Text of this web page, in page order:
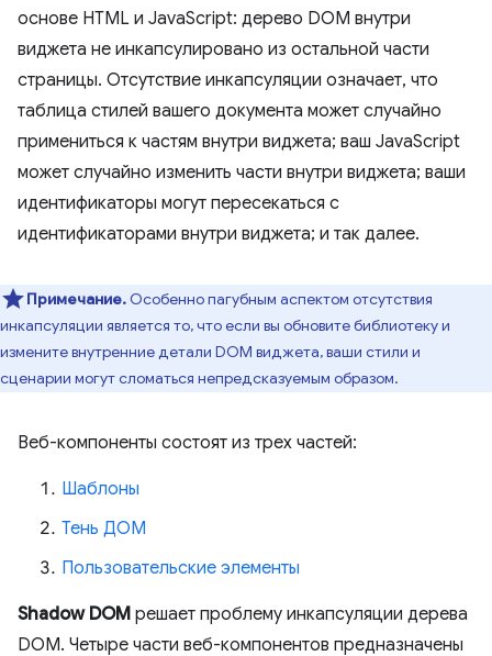
основе HTML и JavaScript: дерево DOM внутри
виджета не инкапсулировано из остальной части
страницы. Отсутствие инкапсуляции означает, что
таблица стилей вашего документа может случайно
примениться к частям внутри виджета; ваш JavaScript
может случайно изменить части внутри виджета; ваши
идентификаторы могут пересекаться с
идентификаторами внутри виджета; и так далее.
Примечание. Особенно пагубным аспектом отсутствия
инкапсуляции является то, что если вы обновите библиотеку и
измените внутренние детали DOM виджета, ваши стили и
сценарии могут сломаться непредсказуемым образом.
Веб-компоненты состоят из трех частей:
Шаблоны
Тень ДОМ
Пользовательские элементы
Shadow DOM решает проблему инкапсуляции дерева
DOM. Четыре части веб-компонентов предназначены